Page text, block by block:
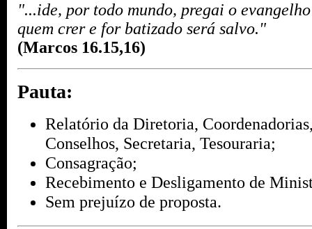
"...ide, por todo mundo, pregai o
quem crer e for batizado será salvo."
(Marcos 16.15,16)
Pauta:
Relatório da Diretoria,
Conselhos, Secretaria, Tesouraria;
Consagração;
Recebimento e Desligamento de
Sem prejuízo de proposta.